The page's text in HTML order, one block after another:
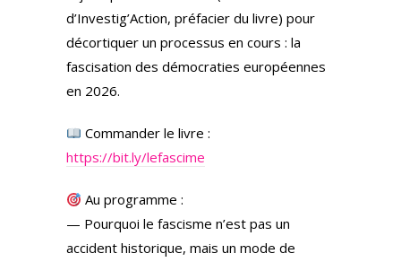
d’Investig’Action, préfacier du livre) pour
décortiquer un processus en cours : la
fascisation des démocraties européennes
en 2026.
Commander le livre :
https://bit.ly/lefascime
Au programme :
— Pourquoi le fascisme n’est pas un
accident historique, mais un mode de